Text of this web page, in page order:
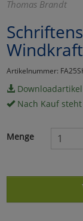
Thomas Brandt
Windkraft
Artikelnummer:
Downloadartikel
Nach Kauf steht
Menge
Umfragetools